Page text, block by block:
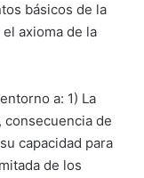
básicos de la
axioma de la
a: 1) La
de
capacidad para
de los